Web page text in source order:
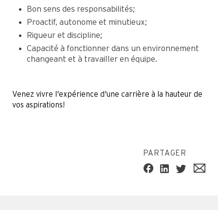
Bon sens des responsabilités;
Proactif, autonome et minutieux;
Rigueur et discipline;
Capacité à fonctionner dans un environnement
changeant et à travailler en équipe.
Venez vivre l'expérience d'une carrière à la hauteur de
vos aspirations!
PARTAGER